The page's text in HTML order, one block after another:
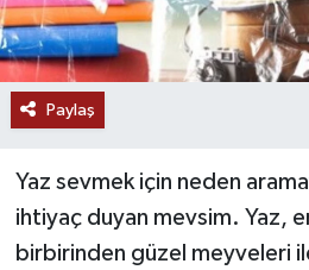
Paylaş
Yaz sevmek için neden
ihtiyaç duyan mevsim. Yaz,
birbirinden güzel meyveleri